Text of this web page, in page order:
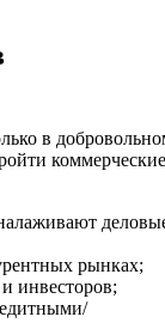
в
коммерческие
рынках;
инвесторов;